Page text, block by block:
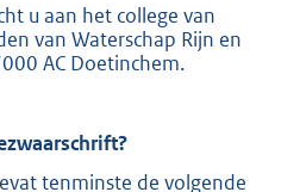
u aan het college van
van Waterschap Rijn en
AC Doetinchem.
tenminste de volgende